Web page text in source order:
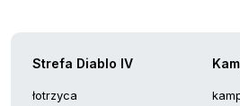
Strefa Diablo IV
łotrzyca